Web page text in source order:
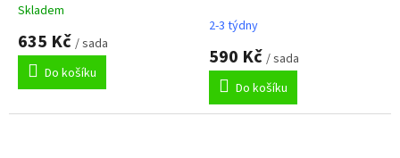
Průměrné
hodnocení
produktu
5,0
5
Skladem
635 Kč / sada
Do košíku
2-3 týdny
590 Kč / sada
Do košíku